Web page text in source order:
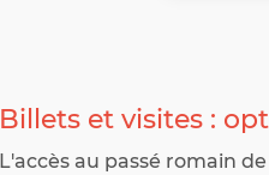
Billets et visites :
L'accès au passé romain